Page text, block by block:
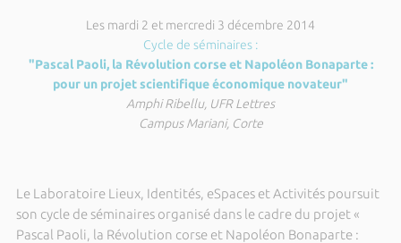
Les mardi 2 et mercredi 3 décembre 2014
Cycle de séminaires :
"Pascal Paoli, la Révolution corse et Napoléon Bonaparte :
pour un projet scientifique économique novateur"
Amphi Ribellu, UFR Lettres
Campus Mariani, Corte
Le Laboratoire Lieux, Identités, eSpaces et Activités poursuit
son cycle de séminaires organisé dans le cadre du projet «
Pascal Paoli, la Révolution corse et Napoléon Bonaparte :